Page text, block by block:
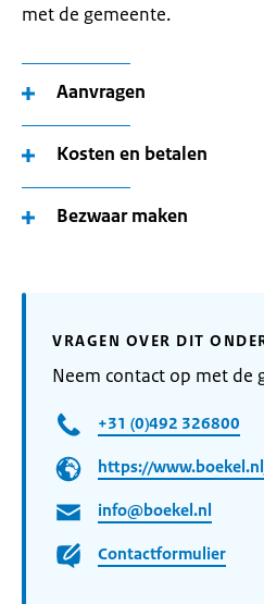
met de gemeente.
Aanvragen
Kosten en betalen
Bezwaar maken
VRAGEN OVER DIT
Neem contact op met de
+31 (0)492 326800
https://
info@boekel.nl
Contactformulier